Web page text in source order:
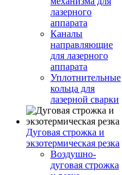
лазерного
аппарата
Каналы
направляющие
для лазерного
аппарата
Уплотнительные
кольца для
лазерной сварки
Дуговая строжка и
экзотермическая резка
Воздушно-
дуговая строжка